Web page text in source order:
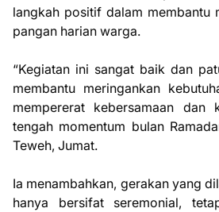
langkah positif dalam membantu
pangan harian warga.
“Kegiatan ini sangat baik dan
membantu meringankan
mempererat kebersamaan dan
tengah momentum bulan
Teweh, Jumat.
Ia menambahkan, gerakan yang
hanya bersifat seremonial,